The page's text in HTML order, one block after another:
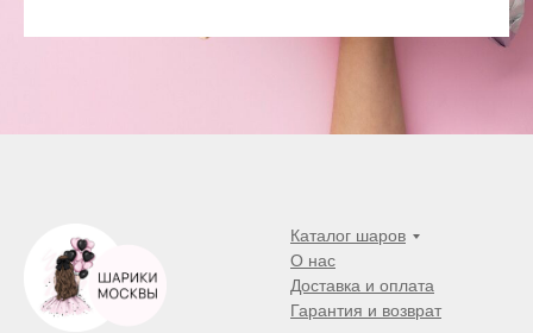
Каталог шаров
О нас
Доставка и оплата
Гарантия и возврат